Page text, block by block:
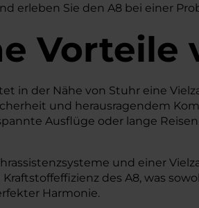
erleben Sie den A8 bei einer
Vorteile
in der Nähe von Stuhr eine
und herausragendem
Ausflüge oder lange
und einer
des A8, was
Harmonie.